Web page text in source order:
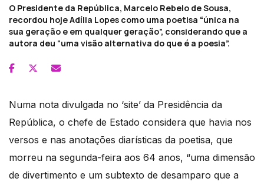
O Presidente da República, Marcelo Rebelo de Sousa,
recordou hoje Adília Lopes como uma poetisa “única na
sua geração e em qualquer geração”, considerando que a
autora deu “uma visão alternativa do que é a poesia”.
Numa nota divulgada no ‘site’ da Presidência da
República, o chefe de Estado considera que havia nos
versos e nas anotações diarísticas da poetisa, que
morreu na segunda-feira aos 64 anos, “uma dimensão
de divertimento e um subtexto de desamparo que a